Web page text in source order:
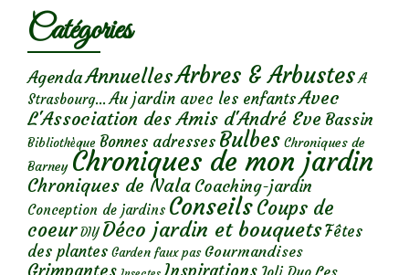
Catégories
AgendaAnnuellesArbres & Arbustes A
Strasbourg... Au jardin avec les enfantsAvec
L'Association des Amis d'André Eve Bassin
Bibliothèque Bonnes adresses Bulbes Chroniques de
Barney Chroniques de mon jardin
Chroniques de Nala Coaching-jardin
Conception de jardins ConseilsCoups de
coeur DIY Déco jardin et bouquetsFêtes
des plantes Garden faux pas Gourmandises